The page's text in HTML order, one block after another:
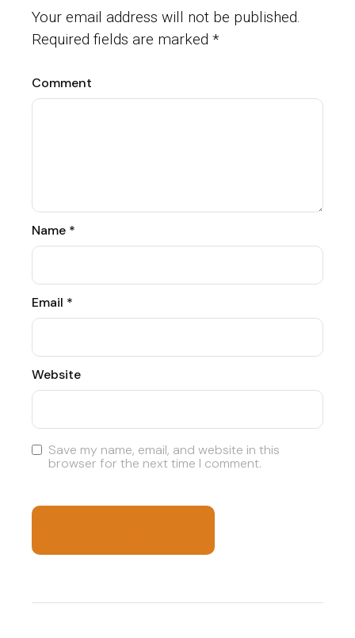
Your email address will not be published.
Required fields are marked*
Comment
Name *
Email *
Website
Save my name, email, and website in this
browser for the next time I comment.